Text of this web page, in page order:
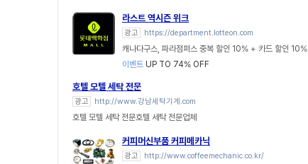
라스트 역시즌 위크
광고 https://department.lotteon.com
캐나다구스, 파라점퍼스 중복 할인 10% + 카드 할인 10%
이벤트 UP TO 74% OFF
호텔 모텔 세탁 전문
광고 http://www.강남세탁기계.com
호텔 모텔 세탁 전문호텔 세탁 전문업체
커피머신부품 커피메카닉
광고 http://www.coffeemechanic.co.kr/